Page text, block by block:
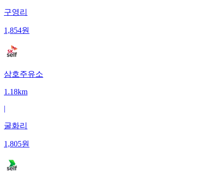
구영리
1,854원
삼호주유소
1.18km
|
굴화리
1,805원